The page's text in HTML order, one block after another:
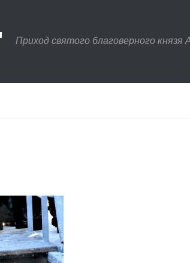
Приход святого благоверного князя